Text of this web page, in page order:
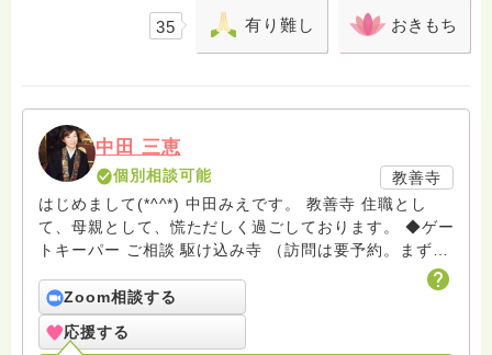
35 有り難し おきもち
中田 三恵
個別相談可能
教善寺
はじめまして(*^^*) 中田みえです。 教善寺 住職とし
て、母親として、慌ただしく過ごしております。 ◆ゲー
トキーパー ご相談 駆け込み寺 （訪問は要予約。まずは
ターミナルケア、看取り、グリーフケア、希死念慮、自
死、産前産後うつ、育児、DV、デートDV、トラウマ、
PTSD、傾聴トレーナー、手話、要約筆記、行政相談
Zoom相談する
応援する